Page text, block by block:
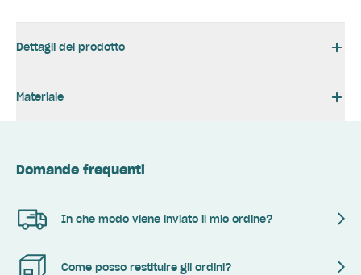
Dettagli del prodotto
Materiale
Domande frequenti
In che modo viene inviato il mio ordine?
Come posso restituire gli ordini?